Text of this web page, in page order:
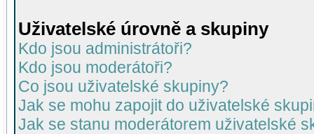
Uživatelské úrovně a skupiny
Kdo jsou administrátoři?
Kdo jsou moderátoři?
Co jsou uživatelské skupiny?
Jak se mohu zapojit do uživatelské
Jak se stanu moderátorem uživatelské